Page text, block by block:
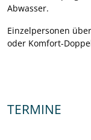
Abwasser.
Einzelpersonen
oder Komfort-
TERMINE